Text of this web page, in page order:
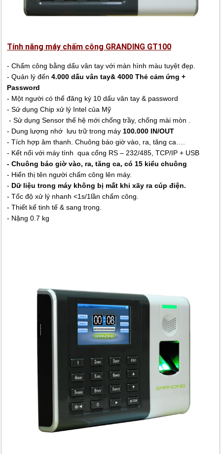
Tính năng máy chấm công GRANDING GT100
- Chấm công bằng dấu vân tay với màn hình màu tuyệt đẹp.
- Quản lý đến 4.000 dấu vân tay& 4000 Thẻ cảm ứng +
Password
- Một người có thể đăng ký 10 dấu vân tay & password
- Sử dụng Chip xử lý Intel của Mỹ
- Sử dụng Sensor thế hệ mới chống trầy, chống mài mòn .
- Dung lượng nhớ lưu trữ trong máy 100.000 IN/OUT
- Tích hợp âm thanh. Chuông báo giờ vào, ra, tăng ca….
- Kết nối với máy tính qua cổng RS – 232/485, TCP/IP + USB
- Chuông báo giờ vào, ra, tăng ca, có 15 kiểu chuông
- Hiển thị tên người chấm công lên máy.
- Dữ liệu trong máy không bị mất khi xãy ra cúp điện.
- Tốc độ xử lý nhanh <1s/1lần chấm công.
- Thiết kế tinh tế & sang trọng.
- Nặng 0.7 kg